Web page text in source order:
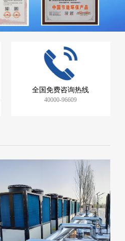
全国免费咨询热线
40000-96609